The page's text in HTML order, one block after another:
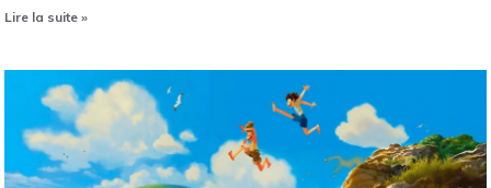
Lire la suite »